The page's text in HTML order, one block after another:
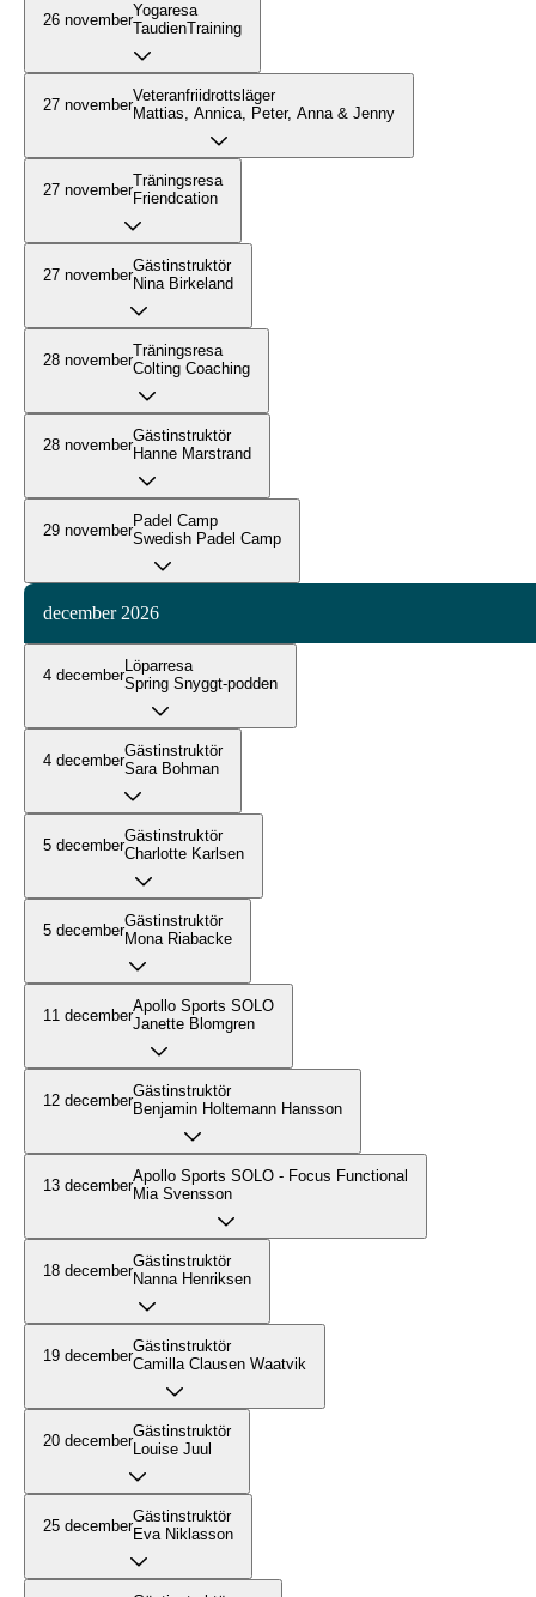
26 novemberYogaresa
TaudienTraining
27 novemberVeteranfriidrottsläger
Mattias, Annica, Peter, Anna & Jenny
27 novemberTräningsresa
Friendcation
27 novemberGästinstruktör
Nina Birkeland
28 novemberTräningsresa
Colting Coaching
28 novemberGästinstruktör
Hanne Marstrand
29 novemberPadel Camp
Swedish Padel Camp
december 2026
4 decemberLöparresa
Spring Snyggt-podden
4 decemberGästinstruktör
Sara Bohman
5 decemberGästinstruktör
Charlotte Karlsen
5 decemberGästinstruktör
Mona Riabacke
11 decemberApollo Sports SOLO
Janette Blomgren
12 decemberGästinstruktör
Benjamin Holtemann Hansson
13 decemberApollo Sports SOLO - Focus Functional
Mia Svensson
18 decemberGästinstruktör
Nanna Henriksen
19 decemberGästinstruktör
Camilla Clausen Waatvik
20 decemberGästinstruktör
Louise Juul
25 decemberGästinstruktör
Eva Niklasson